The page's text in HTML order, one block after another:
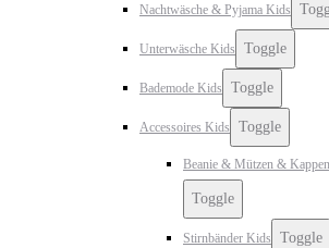
Nachtwäsche & Pyjama Kids
Unterwäsche Kids Toggle
Bademode Kids Toggle
Accessoires Kids Toggle
Beanie & Mützen &
Toggle
Stirnbänder Kids Toggle